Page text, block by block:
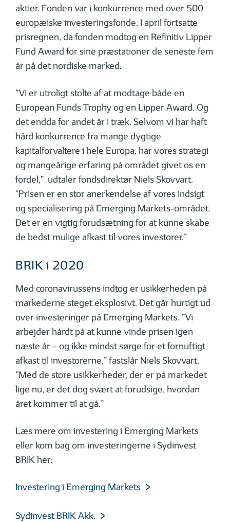
aktier. Fonden var i konkurrence med over 500
europæiske investeringsfonde. I april fortsatte
prisregnen, da fonden modtog en Refinitiv Lipper
Fund Award for sine præstationer de seneste fem
år på det nordiske marked.
”Vi er utroligt stolte af at modtage både en
European Funds Trophy og en Lipper Award. Og
det endda for andet år i træk. Selvom vi har haft
hård konkurrence fra mange dygtige
kapitalforvaltere i hele Europa, har vores strategi
og mangeårige erfaring på området givet os en
fordel,” udtaler fondsdirektør Niels Skovvart.
”Prisen er en stor anerkendelse af vores indsigt
og specialisering på Emerging Markets-området.
Det er en vigtig forudsætning for at kunne skabe
de bedst mulige afkast til vores investorer.”
BRIK i 2020
Med coronavirussens indtog er usikkerheden på
markederne steget eksplosivt. Det går hurtigt ud
over investeringer på Emerging Markets. ”Vi
arbejder hårdt på at kunne vinde prisen igen
næste år – og ikke mindst sørge for et fornuftigt
afkast til investorerne,” fastslår Niels Skovvart.
”Med de store usikkerheder, der er på markedet
lige nu, er det dog svært at forudsige, hvordan
året kommer til at gå.”
Læs mere om investering i Emerging Markets
eller kom bag om investeringerne i Sydinvest
BRIK her:
Investering i Emerging Markets
Sydinvest BRIK Akk.